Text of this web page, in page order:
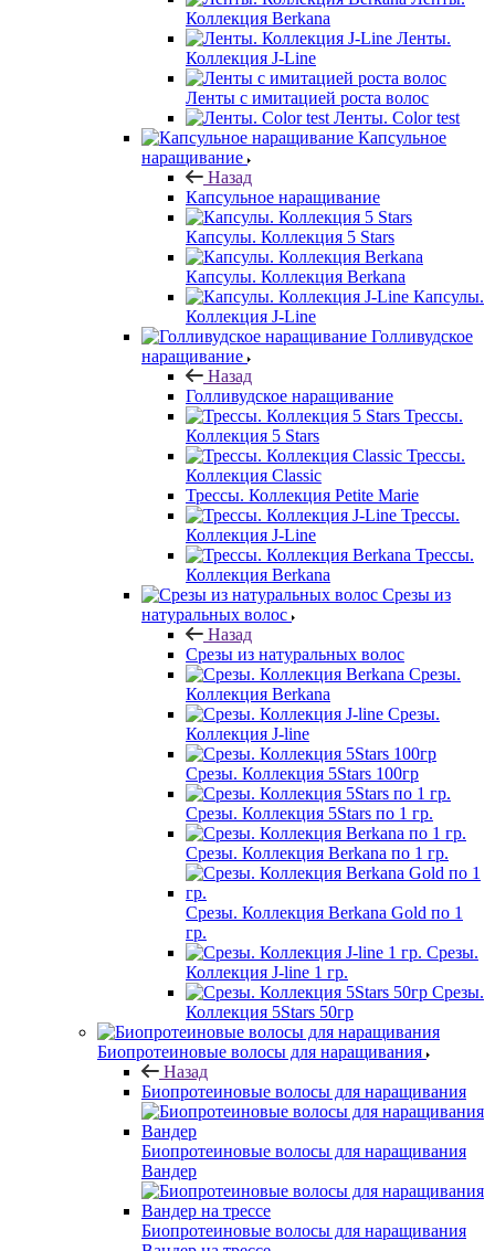
Коллекция Berkana
Ленты.
Коллекция J-Line
Ленты с имитацией роста волос
Ленты. Color test
Капсульное
наращивание
Назад
Капсульное наращивание
Капсулы. Коллекция 5 Stars
Капсулы. Коллекция Berkana
Капсулы.
Коллекция J-Line
Голливудское
наращивание
Назад
Голливудское наращивание
Трессы.
Коллекция 5 Stars
Трессы.
Коллекция Classic
Трессы. Коллекция Petite Marie
Трессы.
Коллекция J-Line
Трессы.
Коллекция Berkana
Срезы из
натуральных волос
Назад
Срезы из натуральных волос
Срезы.
Коллекция Berkana
Срезы.
Коллекция J-line
Срезы. Коллекция 5Stars 100гр
Срезы. Коллекция 5Stars по 1 гр.
Срезы. Коллекция Berkana по 1 гр.
Срезы. Коллекция Berkana Gold по 1
гр.
Срезы.
Коллекция J-line 1 гр.
Срезы.
Коллекция 5Stars 50гр
Биопротеиновые волосы для наращивания
Назад
Биопротеиновые волосы для наращивания
Биопротеиновые волосы для наращивания
Вандер
Биопротеиновые волосы для наращивания